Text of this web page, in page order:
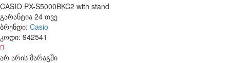
CASIO PX-S5000BKC2 with stand
გარანტია 24 თვე
ბრენდი: Casio
კოდი: 942541
არ არის მარაგში